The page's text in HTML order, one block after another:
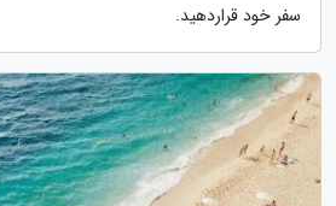
سفر خود قراردهید.